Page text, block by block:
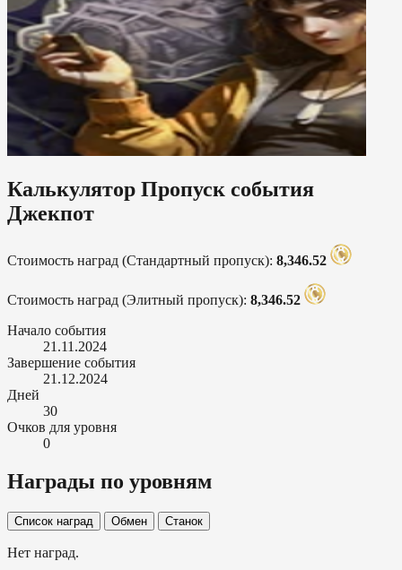
Калькулятор Пропуск события
Джекпот
Стоимость наград (Стандартный пропуск): 8,346.52
Стоимость наград (Элитный пропуск): 8,346.52
Начало события
21.11.2024
Завершение события
21.12.2024
Дней
30
Очков для уровня
0
Награды по уровням
Список наград Обмен Станок
Нет наград.